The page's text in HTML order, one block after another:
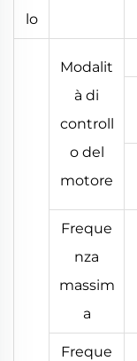
lo
Modalit
à di
controll
o del
motore
Freque
nza
massim
a
Freque